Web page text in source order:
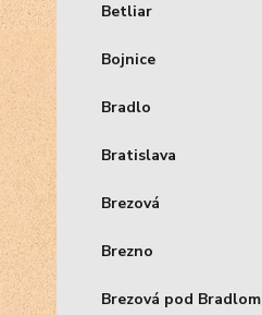
Betliar
Bojnice
Bradlo
Bratislava
Brezová
Brezno
Brezová pod Bradlom